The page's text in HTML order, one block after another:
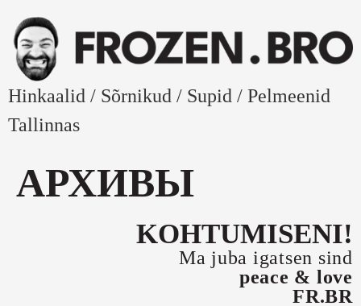
Hinkaalid / Sõrnikud / Supid / Pelmeenid
Tallinnas
АРХИВЫ
KOHTUMISENI!
Ma juba igatsen sind
peace & love
FR.BR